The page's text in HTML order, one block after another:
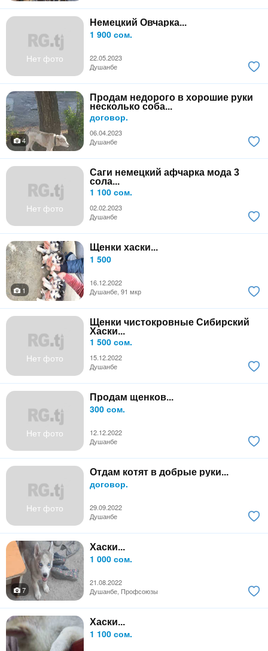
Нет фото
Немецкий Овчарка...
1 900 сом.
22.05.2023
Душанбе
Продам недорого в хорошие руки
несколько соба...
договор.
06.04.2023
4
Душанбе
Нет фото
Саги немецкий афчарка мода 3
сола...
1 100 сом.
02.02.2023
Душанбе
Щенки хаски...
1 500
16.12.2022
1
Душанбе, 91 мкр
Нет фото
Щенки чистокровные Сибирский
Хаски...
1 500 сом.
15.12.2022
Душанбе
Нет фото
Продам щенков...
300 сом.
12.12.2022
Душанбе
Нет фото
Отдам котят в добрые руки...
договор.
29.09.2022
Душанбе
Хаски...
1 000 сом.
21.08.2022
7
Душанбе, Профсоюзы
Хаски...
1 100 сом.